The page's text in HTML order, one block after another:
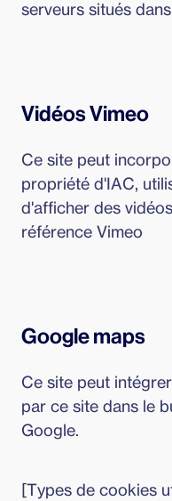
serveurs situés
Vidéos Vimeo
Ce site peut
propriété d'IAC,
d'afficher des
référence Vimeo
Google maps
Ce site peut
par ce site dans le
Google.
[Types de cookies